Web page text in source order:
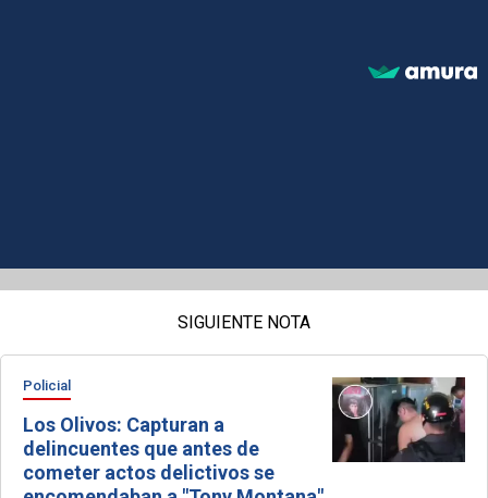
SIGUIENTE NOTA
Policial
Los Olivos: Capturan a
delincuentes que antes de
cometer actos delictivos se